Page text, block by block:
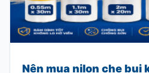
Nên mua nilon che bụi